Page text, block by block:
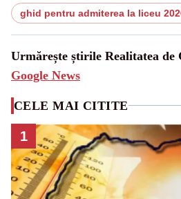
ghid pentru admiterea la liceu
Urmărește știrile Realitatea de
Google News
CELE MAI CITITE
1